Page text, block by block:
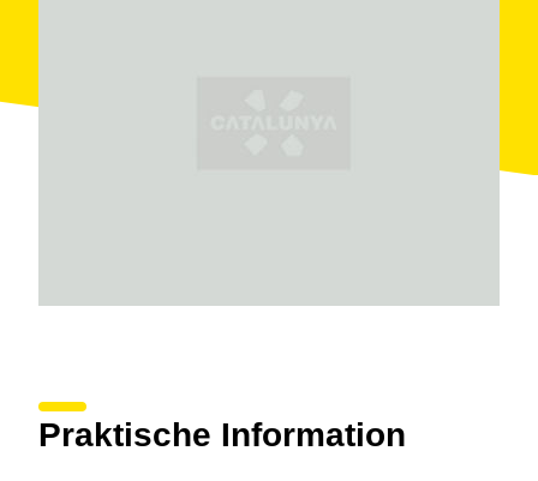
Praktische Information